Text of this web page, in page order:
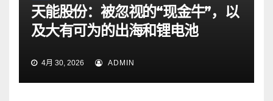
天能股份：被忽视的“现金牛”，以
及大有可为的出海和锂电池
4月 30, 2026 ADMIN